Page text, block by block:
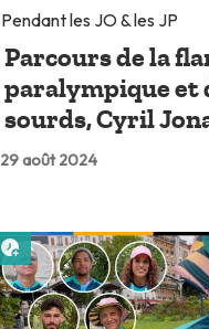
Pendant les JO & les JP
Parcours de la
paralympique et
sourds, Cyril
29 août 2024
Lire plus tard